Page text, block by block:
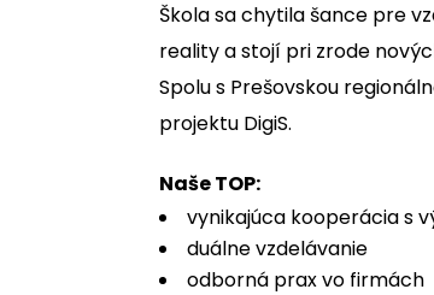
Škola sa chytila šance pre
reality a stojí pri zrode
Spolu s Prešovskou
projektu DigiS.
Naše TOP:
vynikajúca kooperácia s
duálne vzdelávanie
odborná prax vo firmách